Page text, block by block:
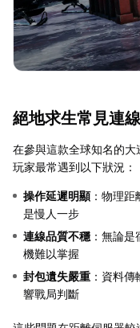
絕地求生常見連
在參與這款全球知名的大
玩家最常遇到以下狀況：
操作延遲明顯：物理距
是慢人一步
連線品質不穩 ：無論
機難以掌握
封包遺失嚴重 ：資料
響戰局判斷